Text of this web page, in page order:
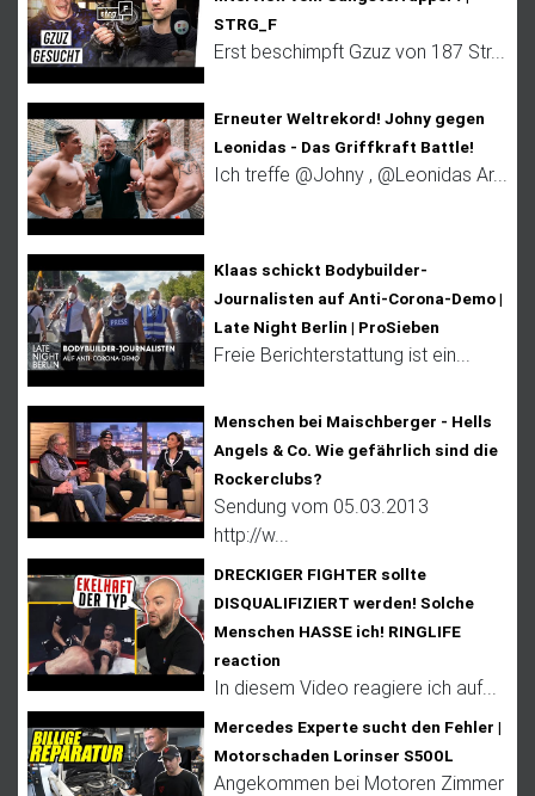
STRG_F
Erst beschimpft Gzuz von 187 Str...
Erneuter Weltrekord! Johny gegen
Leonidas - Das Griffkraft Battle!
Ich treffe @Johny , @Leonidas Ar...
Klaas schickt Bodybuilder-
Journalisten auf Anti-Corona-Demo |
Late Night Berlin | ProSieben
Freie Berichterstattung ist ein...
Menschen bei Maischberger - Hells
Angels & Co. Wie gefährlich sind die
Rockerclubs?
Sendung vom 05.03.2013
http://w...
DRECKIGER FIGHTER sollte
DISQUALIFIZIERT werden! Solche
Menschen HASSE ich! RINGLIFE
reaction
In diesem Video reagiere ich auf...
Mercedes Experte sucht den Fehler |
Motorschaden Lorinser S500L
Angekommen bei Motoren Zimmer